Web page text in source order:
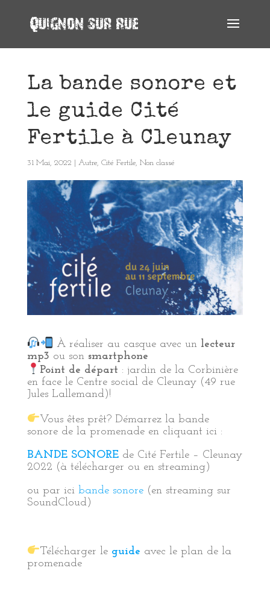
La bande sonore et
le guide Cité
Fertile à Cleunay
31 Mai, 2022 Autre, Cité Fertile, Non classé
À réaliser au casque avec un lecteur
mp3 ou son smartphone
Point de départ : jardin de la Corbinière
en face le Centre social de Cleunay (49 rue
Jules Lallemand)!
Vous êtes prêt? Démarrez la bande
sonore de la promenade en cliquant ici :
BANDE SONORE de Cité Fertile – Cleunay
2022 (à télécharger ou en streaming)
ou par ici bande sonore(en streaming sur
SoundCloud)
Télécharger le guide avec le plan de la
promenade